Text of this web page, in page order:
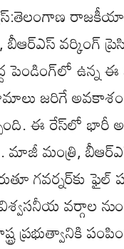
వర్కింగ్
పెండింగ్‌లో ఉన్న
జరిగే అవకాశం
ఈ రేస్‌లో భారీ
మంత్రి,
గవర్నర్‌కు
వర్గాల
ప్రభుత్వానికి